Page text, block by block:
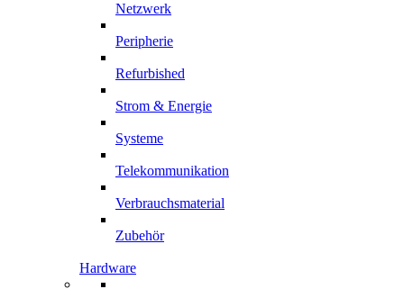
Netzwerk
Peripherie
Refurbished
Strom & Energie
Systeme
Telekommunikation
Verbrauchsmaterial
Zubehör
Hardware